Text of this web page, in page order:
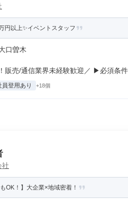
円以上✨イベントスタッフ
口曽木
販売/通信業界未経験歓迎／ ▶必須条件
員登用あり +18個
社
OK！】大企業×地域密着！